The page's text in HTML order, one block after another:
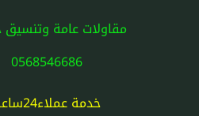
مقاولات عامة وتنسيق
0568546686
خدمة عملاء24ساعة